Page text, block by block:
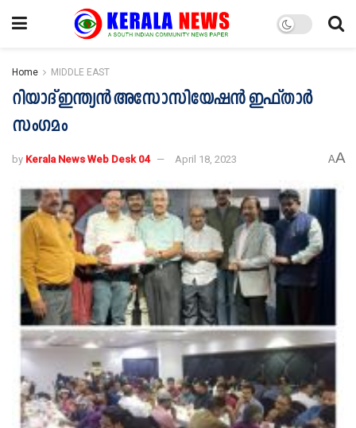
Home MIDDLE EAST
റിയാദ് ഇന്ത്യൻ അസോസിയേഷൻ ഇഫ്‌താർ
സംഗമം
by Kerala News Web Desk 04 April 18, 2023 AA